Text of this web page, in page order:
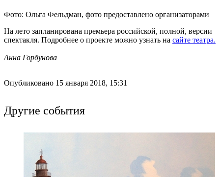
Фото: Ольга Фельдман, фото предоставлено организаторами
На лето запланирована премьера российской, полной, версии
спектакля. Подробнее о проекте можно узнать на сайте театра.
Анна Горбунова
Опубликовано 15 января 2018, 15:31
Другие события